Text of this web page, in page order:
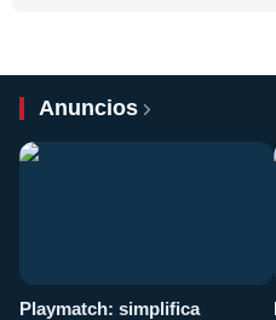
Anuncios
Playmatch: simplifica